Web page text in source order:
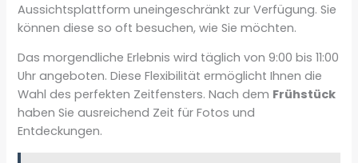
Aussichtsplattform uneingeschränkt zur Verfügung. Sie
können diese so oft besuchen, wie Sie möchten.
Das morgendliche Erlebnis wird täglich von 9:00 bis 11:00
Uhr angeboten. Diese Flexibilität ermöglicht Ihnen die
Wahl des perfekten Zeitfensters. Nach dem Frühstück
haben Sie ausreichend Zeit für Fotos und
Entdeckungen.